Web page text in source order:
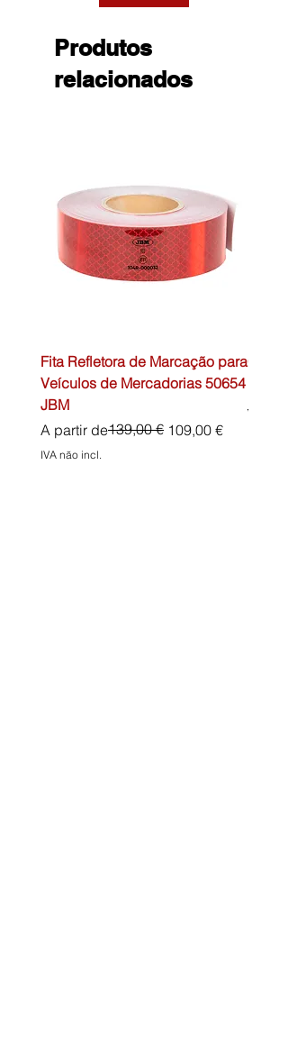
Produtos
relacionados
Fita Refletora de Marcação para
Veículos de Mercadorias 50654
JBM
A partir de
Preço normal139,00 € 109,00 €
Preço promocional
IVA não incl.
Preço
45,00 €